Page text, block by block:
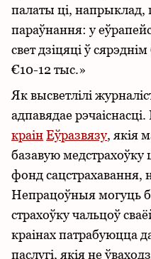
палаты ці, напрыклад,
параўнання: у
свет дзіцяці ў
€10-12 тыс.»
Як высветлілі
адпавядае
краінЕўразвязу, якія
базавую медстрахоўку
фонд сацстрахавання,
Непрацоўныя могуць
страхоўку чальцоў
краінах патрабуюцца
паслугі, якія не